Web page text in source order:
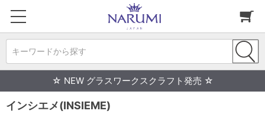
キーワードから探す
☆ NEW グラスワークスクラフト発売 ☆
インシエメ(INSIEME)